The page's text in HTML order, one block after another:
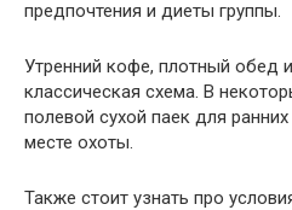
предпочтения и диеты группы.
Утренний кофе, плотный обед
классическая схема. В
полевой сухой паек для
месте охоты.
Также стоит узнать про